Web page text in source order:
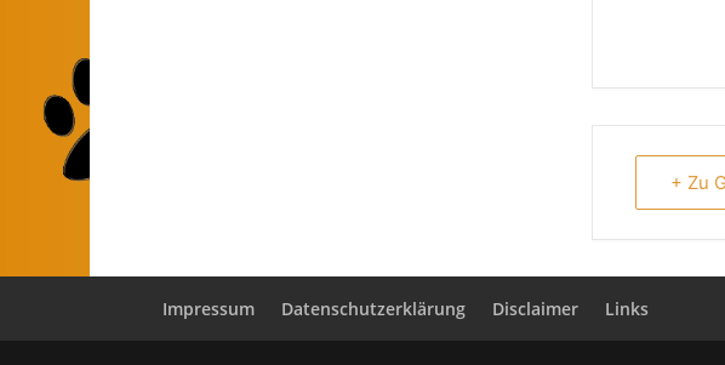
+ Zu
Impressum Datenschutzerklärung Disclaimer Links